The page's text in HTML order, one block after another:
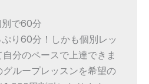
で60分
り60分！しかも個別レッ
分のペースで上達できま
ループレッスンを希望の